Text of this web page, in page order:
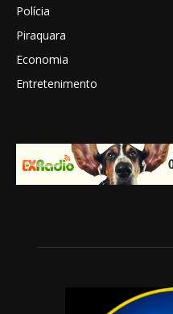
Polícia
Piraquara
Economia
Entretenimento